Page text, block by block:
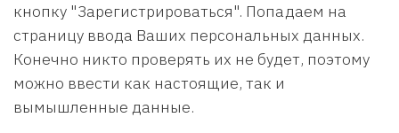
кнопку "Зарегистрироваться". Попадаем на
страницу ввода Ваших персональных данных.
Конечно никто проверять их не будет, поэтому
можно ввести как настоящие, так и
вымышленные данные.